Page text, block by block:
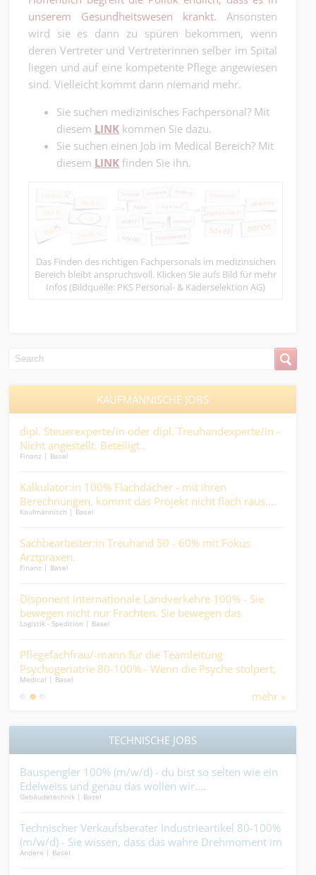
unserem Gesundheitswesen krankt. Ansonsten
wird sie es dann zu spüren bekommen, wenn
deren Vertreter und Vertreterinnen selber im Spital
liegen und auf eine kompetente Pflege angewiesen
sind. Vielleicht kommt dann niemand mehr.
Sie suchen medizinisches Fachpersonal? Mit
diesem LINK kommen Sie dazu.
Sie suchen einen Job im Medical Bereich? Mit
diesem LINK finden Sie ihn.
Das Finden des richtigen Fachpersonals im medizinsichen
Bereich bleibt anspruchsvoll. Klicken Sie aufs Bild für mehr
Infos (Bildquelle: PKS Personal- & Kaderselektion AG)
KAUFMÄNNISCHE JOBS
dipl. Steuerexperte/in oder dipl. Treuhandexperte/in -
Nicht angestellt. Beteiligt..
Finanz | Basel
Kalkulator:in 100% Flachdächer - mit ihren
Berechnungen, kommt das Projekt nicht flach raus….
Kaufmännisch | Basel
Sachbearbeiter:in Treuhand 50 - 60% mit Fokus
Arztpraxen.
Finanz | Basel
Disponent internationale Landverkehre 100% - Sie
bewegen nicht nur Frachten. Sie bewegen das
Geschäft....
Logistik - Spedition | Basel
Pflegefachfrau/-mann für die Teamleitung
Psychogeriatrie 80-100% - Wenn die Psyche stolpert,
darf der Alltag nicht fallen….
Medical | Basel
mehr »
TECHNISCHE JOBS
Bauspengler 100% (m/w/d) - du bist so selten wie ein
Edelweiss und genau das wollen wir....
Gebäudetechnik | Basel
Technischer Verkaufsberater Industrieartikel 80-100%
(m/w/d) - Sie wissen, dass das wahre Drehmoment im
richtigen Wort zur richtigen Zeit liegt....
Andere | Basel